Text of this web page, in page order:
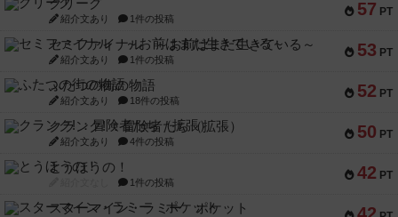
57 PT
クリーグ
紹介文あり 1件の投稿
53 PT
セミファイナル ～お前はまだ生きている～
紹介文あり 1件の投稿
52 PT
ふたつの街の物語
紹介文あり 18件の投稿
50 PT
クランク! ：冒険者たち（拡張）
紹介文あり 4件の投稿
42 PT
とうほうの！
1件の投稿
スターマイン・ラミー ポケット